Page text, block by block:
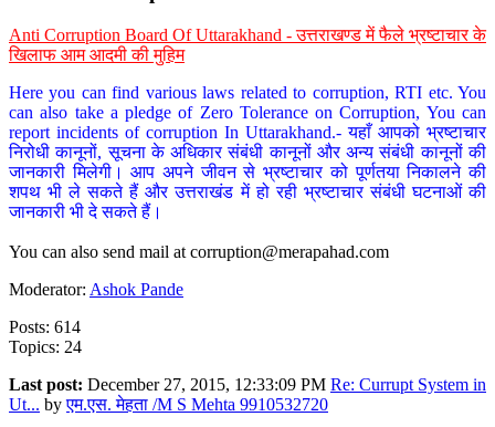
Anti Corruption Board Of Uttarakhand - उत्तराखण्ड में फैले भ्रष्टाचार के
खिलाफ आम आदमी की मुहिम
Here you can find various laws related to corruption, RTI etc. You
can also take a pledge of Zero Tolerance on Corruption, You can
report incidents of corruption In Uttarakhand.- यहाँ आपको भ्रष्टाचार
निरोधी कानूनों, सूचना के अधिकार संबंधी कानूनों और अन्य संबंधी कानूनों की
जानकारी मिलेगी। आप अपने जीवन से भ्रष्टाचार को पूर्णतया निकालने की
शपथ भी ले सकते हैं और उत्तराखंड में हो रही भ्रष्टाचार संबंधी घटनाओं की
जानकारी भी दे सकते हैं।
You can also send mail at corruption@merapahad.com
Moderator: Ashok Pande
Posts: 614
Topics: 24
Last post: December 27, 2015, 12:33:09 PM Re: Currupt System in
Ut... byएम.एस. मेहता /M S Mehta 9910532720